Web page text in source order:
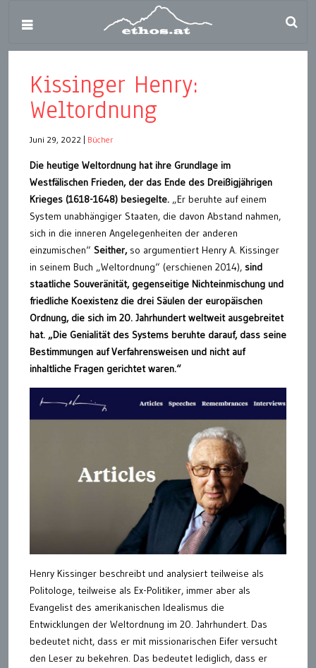
Kissinger Henry:
Weltordnung
Juni 29, 2022 Bücher
Die heutige Weltordnung hat ihre Grundlage im
Westfälischen Frieden, der das Ende des Dreißigjährigen
Krieges (1618-1648) besiegelte. „Er beruhte auf einem
System unabhängiger Staaten, die davon Abstand nahmen,
sich in die inneren Angelegenheiten der anderen
einzumischen“ Seither,so argumentiert Henry A. Kissinger
in seinem Buch „Weltordnung“ (erschienen 2014), sind
staatliche Souveränität, gegenseitige Nichteinmischung und
friedliche Koexistenz die drei Säulen der europäischen
Ordnung, die sich im 20. Jahrhundert weltweit ausgebreitet
hat. „Die Genialität des Systems beruhte darauf, dass seine
Bestimmungen auf Verfahrensweisen und nicht auf
inhaltliche Fragen gerichtet waren.“
Henry Kissinger beschreibt und analysiert teilweise als
Politologe, teilweise als Ex-Politiker, immer aber als
Evangelist des amerikanischen Idealismus die
Entwicklungen der Weltordnung im 20. Jahrhundert. Das
bedeutet nicht, dass er mit missionarischen Eifer versucht
den Leser zu bekehren. Das bedeutet lediglich, dass er